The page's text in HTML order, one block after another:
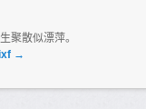
聚散似漂萍。
→